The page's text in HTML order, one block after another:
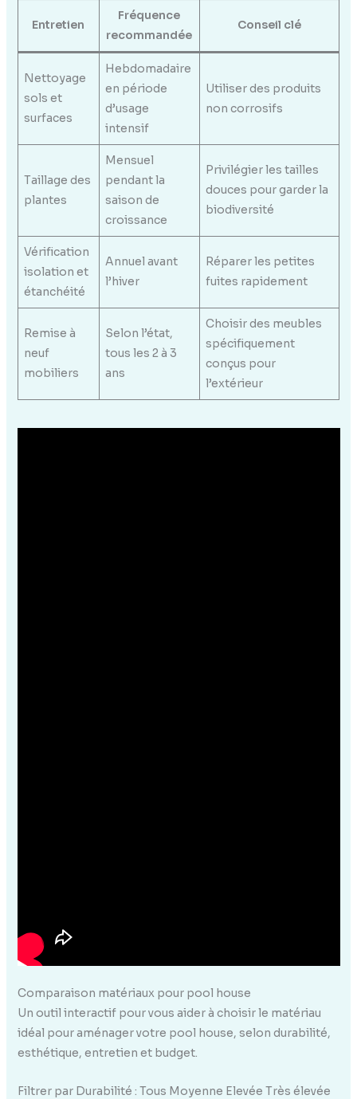
Entretien
Fréquence
recommandée
Conseil clé
Nettoyage
sols et
surfaces
Hebdomadaire
en période
d’usage
intensif
Utiliser des produits
non corrosifs
Taillage des
plantes
Mensuel
pendant la
saison de
croissance
Privilégier les tailles
douces pour garder la
biodiversité
Vérification
isolation et
étanchéité
Annuel avant
l’hiver
Réparer les petites
fuites rapidement
Remise à
neuf
mobiliers
Selon l’état,
tous les 2 à 3
ans
Choisir des meubles
spécifiquement
conçus pour
l’extérieur
Comparaison matériaux pour pool house
Un outil interactif pour vous aider à choisir le matériau
idéal pour aménager votre pool house, selon durabilité,
esthétique, entretien et budget.
Filtrer par Durabilité : Tous Moyenne Elevée Très élevée